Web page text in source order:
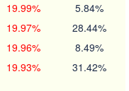
19.99% 5.84%
19.97% 28.44%
19.96% 8.49%
19.93% 31.42%